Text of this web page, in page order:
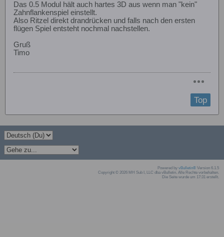
Das 0.5 Modul hält auch hartes 3D aus wenn man "kein"
Zahnflankenspiel einstellt.
Also Ritzel direkt drandrücken und falls nach den ersten
flügen Spiel entsteht nochmal nachstellen.
Gruß
Timo
Top
Powered by vBulletin® Version 6.1.5
Copyright © 2026 MH Sub I, LLC dba vBulletin. Alle Rechte vorbehalten.
Die Seite wurde um 17:31 erstellt.